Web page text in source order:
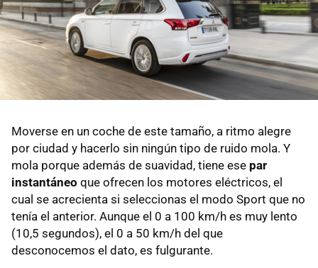
Moverse en un coche de este tamaño, a ritmo alegre
por ciudad y hacerlo sin ningún tipo de ruido mola. Y
mola porque además de suavidad, tiene ese par
instantáneo que ofrecen los motores eléctricos, el
cual se acrecienta si seleccionas el modo Sport que no
tenía el anterior. Aunque el 0 a 100 km/h es muy lento
(10,5 segundos), el 0 a 50 km/h del que
desconocemos el dato, es fulgurante.